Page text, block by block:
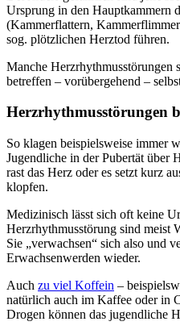
Ursprung in den Hauptkammern
(Kammerflattern,
sog. plötzlichen Herztod führen.
Manche Herzrhythmusstörungen
betreffen – vorübergehend –
Herzrhythmusstörungen
So klagen beispielsweise immer
Jugendliche in der Pubertät über
rast das Herz oder es setzt kurz
klopfen.
Medizinisch lässt sich oft keine
Herzrhythmusstörung sind meist
Sie „verwachsen“ sich also und
Erwachsenwerden wieder.
Auch zu viel Koffein –
natürlich auch im Kaffee oder in
Drogen können das jugendliche